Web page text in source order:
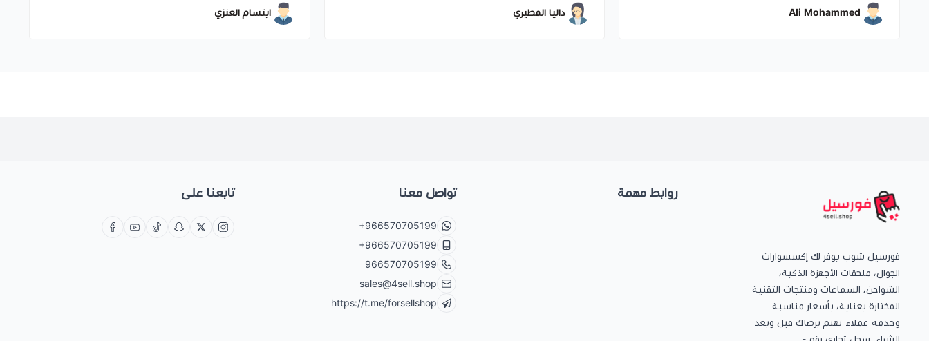
Ali Mohammed داليا المطيري ابتسام العنزي
فورسيل شوب يوفر لك إكسسوارات
الجوال، ملحقات الأجهزة الذكية،
الشواحن، السماعات ومنتجات التقنية
المختارة بعناية، بأسعار مناسبة
وخدمة عملاء تهتم برضاك قبل وبعد
الشراء. سجل تجاري رقم -
روابط مهمة تواصل معنا
+966570705199
+966570705199
966570705199
sales@4sell.shop
https://t.me/forsellshop
تابعنا على